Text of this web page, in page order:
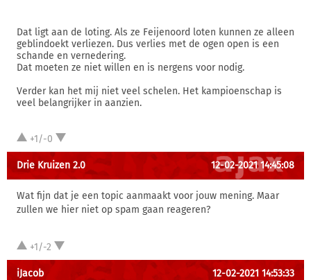
Dat ligt aan de loting. Als ze Feijenoord loten kunnen ze alleen
geblindoekt verliezen. Dus verlies met de ogen open is een
schande en vernedering.
Dat moeten ze niet willen en is nergens voor nodig.
Verder kan het mij niet veel schelen. Het kampioenschap is
veel belangrijker in aanzien.
+1/-0
Drie Kruizen 2.0 12-02-2021 14:45:08
Wat fijn dat je een topic aanmaakt voor jouw mening. Maar
zullen we hier niet op spam gaan reageren?
+1/-2
iJacob 12-02-2021 14:53:33